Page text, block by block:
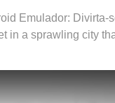
liberar todo o
com você
Emulador:
in a sprawling city